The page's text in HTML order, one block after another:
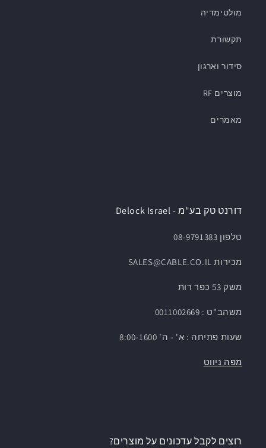
מולטימדיה
תקשורת
סידור וארגון
מוצרים RF
מאמרים
דורנט טק בע"מ - Delock Israel
טלפון 08-9791383
מכירות SALES@CABLE.CO.IL
משק 53 כפר רות
משהב"ט : 0011002669
שעות פתיחה : א' - ה' 8:00-1600
מפה ניווט
רוצים לקבל עדכונים על מוצרים?